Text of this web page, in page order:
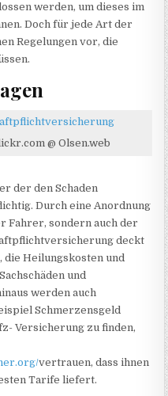
werden, um dieses im
Doch für jede Art der
Regelungen vor, die
@ Olsen.web
der den Schaden
Durch eine Anordnung
Fahrer, sondern auch der
deckt
, die Heilungskosten und
und
werden auch
Schmerzensgeld
Versicherung zu finden,
vertrauen, dass ihnen
Tarife liefert.